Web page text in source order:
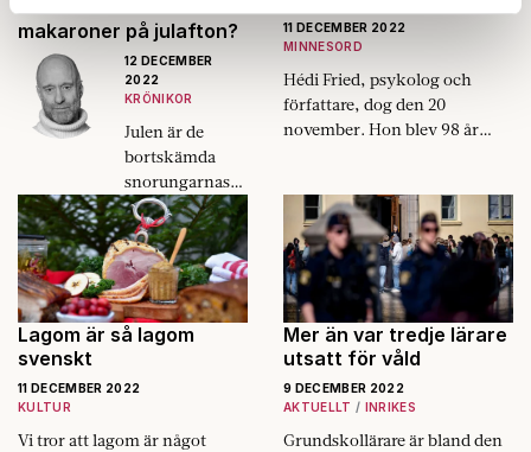
Dessa kan i sin tur kombinera informationen med annan
information som du har tillhandahållit eller som de har
samlat in när du har använt deras tjänster.
Om du vill läsa mer om hur vi hanterar personuppgifter
kan du göra dethär.
inte får korv och
makaroner på julafton?
12 DECEMBER
2022
KRÖNIKOR
Julen är de
bortskämda
snorungarnas
tid. Men tänk
om alla Sveriges
perfekta
föräldrar som
följer
pedagogiska
en dag kunde
11 DECEMBER 2022
MINNESORD
Hédi Fried, psykolog och
författare, dog den 20
november. Hon blev 98 år
Lagom är så lagom
svenskt
11 DECEMBER 2022
KULTUR
Vi tror att lagom är något
Mer än var tredje lärare
utsatt för våld
9 DECEMBER 2022
AKTUELLT
INRIKES
Grundskollärare är bland den